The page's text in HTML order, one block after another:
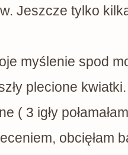
Jeszcze tylko
myślenie spod
plecione
( 3 igły
obcięłam